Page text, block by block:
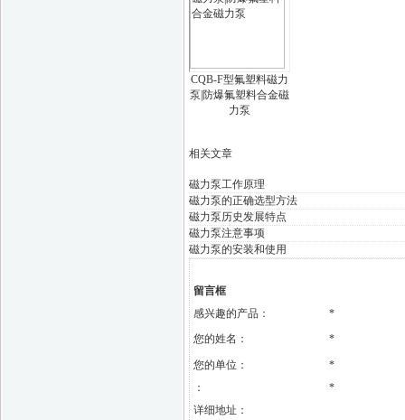
CQB-F型氟塑料磁力
泵|防爆氟塑料合金磁
力泵
相关文章
磁力泵工作原理
磁力泵的正确选型方法
磁力泵历史发展特点
磁力泵注意事项
磁力泵的安装和使用
留言框
感兴趣的产品：
*
您的姓名：
*
您的单位：
*
：
*
详细地址：